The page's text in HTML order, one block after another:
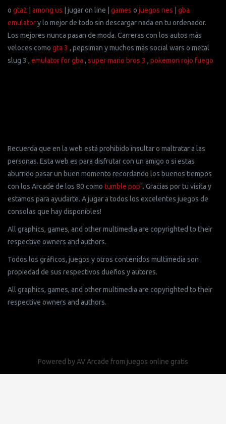
o gta2 among us | jugar on line | games o juegos nes
gba
emulatory lo mejor de todo sin descargar nada en tu ordenador.
Los mejores nunca pasan de moda. Carreras con los autos más
veloces como gta 3 , pepsiman y muchos más social wars o metal
slug 3 , emulator for gba , super mario bros 3 , pokemon rojo fuego
Recuerda que en la web está prohibido insultar o maltratar a las
personas. Esta web es para disfrutar con un amigo o si estas
aburrido pasar un buen momento recordando los buenos tiempos
con los Arcade de los 80 como tumble pop". Gracias por tu visita y
estamos para ayudarte. A jugar a todos los excelentes juegos de
consolas que hay disponibles!
All graphics, games, and other multimedia are copyrighted to their
respective owners and authors.
Todos los gráficos, juegos y otros contenidos multimedia son
propiedad de sus respectivos dueños y autores.
All graphics, games, and other multimedia are copyrighted to their
respective owners and authors.
Powered byAV Arcade from juegos online gratis